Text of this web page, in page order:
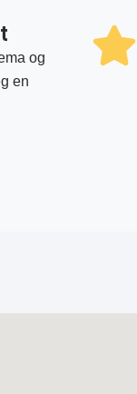
og
en